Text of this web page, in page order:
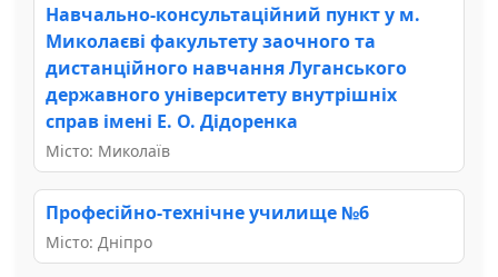
Навчально-консультаційний пункт у м.
Миколаєві факультету заочного та
дистанційного навчання Луганського
державного університету внутрішніх
справ імені Е. О. Дідоренка
Місто: Миколаїв
Професійно-технічне училище №6
Місто: Дніпро